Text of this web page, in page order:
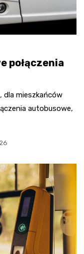
połączenia
dla mieszkańców
autobusowe,